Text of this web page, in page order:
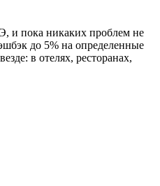
и пока никаких проблем не
до 5% на определенные
в отелях, ресторанах,